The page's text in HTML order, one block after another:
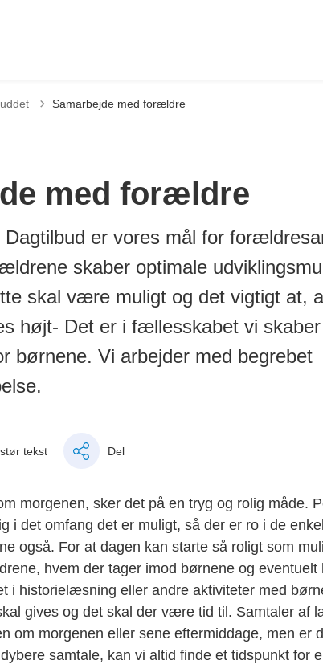
Samarbejde med forældre
med forældre
Dagtilbud er vores mål for
skaber optimale
skal være muligt og det vigtigt at,
højt- Det er i fællesskabet vi skaber
børnene. Vi arbejder med begrebet
tekst Del
morgenen, sker det på en tryg og rolig måde.
i det omfang det er muligt, så der er ro i de
også. For at dagen kan starte så roligt som
hvem der tager imod børnene og
i historielæsning eller andre aktiviteter med
gives og det skal der være tid til. Samtaler af
om morgenen eller sene eftermiddage, men er
samtale, kan vi altid finde et tidspunkt for